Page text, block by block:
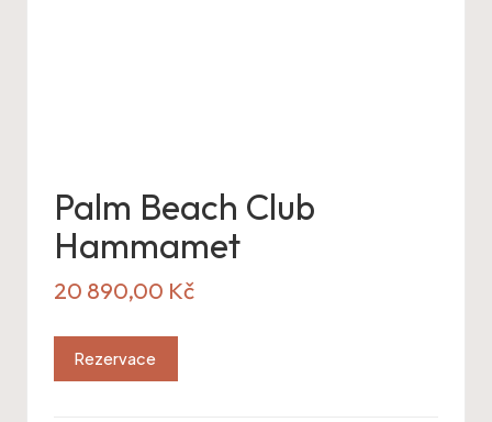
Palm Beach Club
Hammamet
20 890,00 Kč
Rezervace